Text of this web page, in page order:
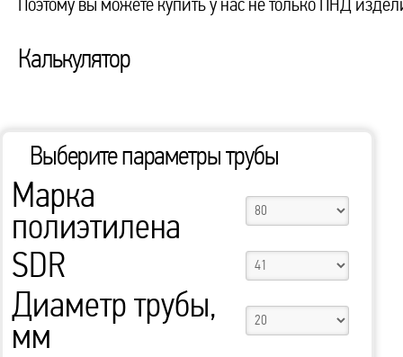
Поэтому вы можете купить у нас не только ПНД
Калькулятор
Выберите параметры трубы
Марка
полиэтилена
SDR
Диаметр трубы,
мм